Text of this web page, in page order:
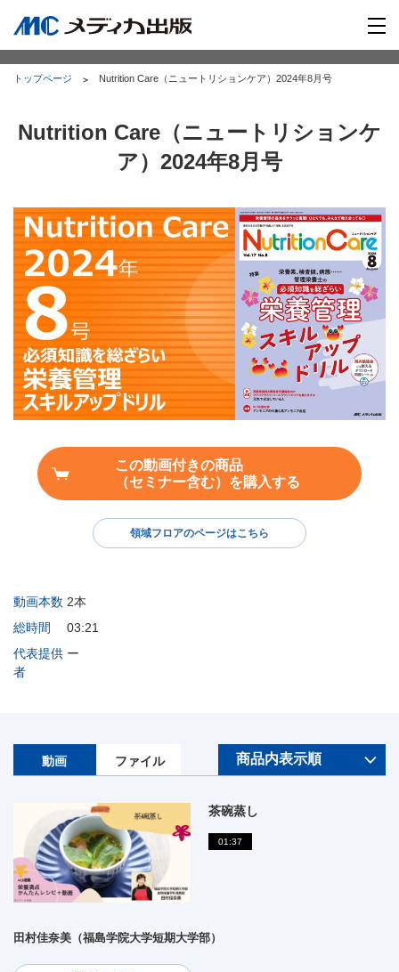
トップページ Nutrition Care（ニュートリションケア）2024年8月号
Nutrition Care（ニュートリションケ
ア）2024年8月号
動画本数 2本
総時間
03:21
代表提供
者
ー
この動画付きの商品
（セミナー含む）を購入する
領域フロアのページはこちら
動画 ファイル
茶碗蒸し
01:37
田村佳奈美（福島学院大学短期大学部）